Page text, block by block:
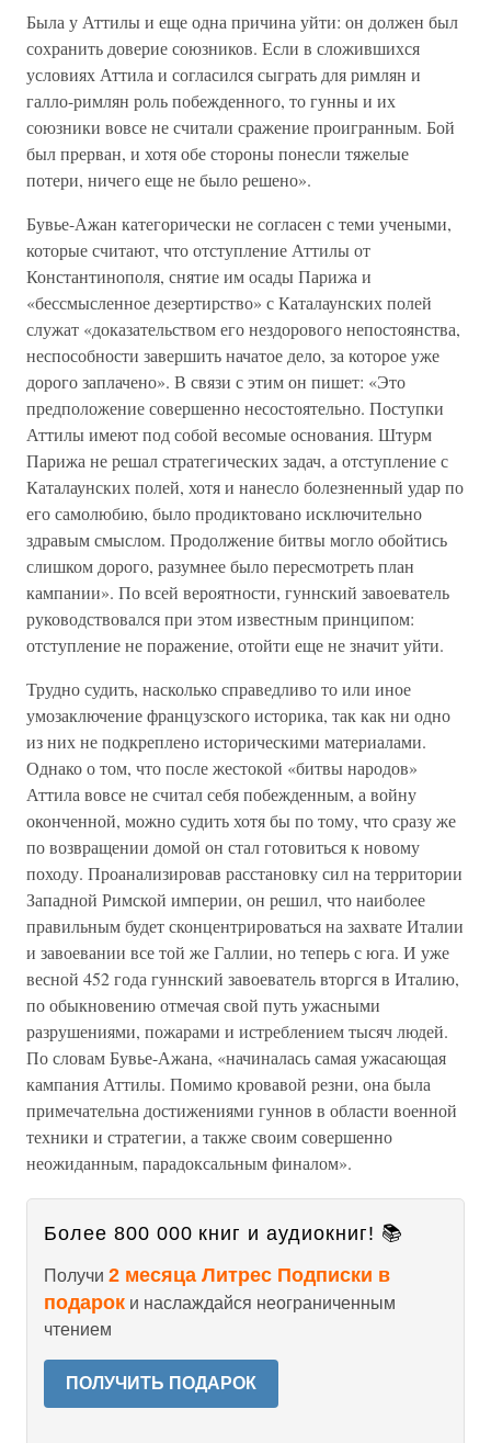
Была у Аттилы и еще одна причина уйти: он должен был
сохранить доверие союзников. Если в сложившихся
условиях Аттила и согласился сыграть для римлян и
галло-римлян роль побежденного, то гунны и их
союзники вовсе не считали сражение проигранным. Бой
был прерван, и хотя обе стороны понесли тяжелые
потери, ничего еще не было решено».
Бувье-Ажан категорически не согласен с теми учеными,
которые считают, что отступление Аттилы от
Константинополя, снятие им осады Парижа и
«бессмысленное дезертирство» с Каталаунских полей
служат «доказательством его нездорового непостоянства,
неспособности завершить начатое дело, за которое уже
дорого заплачено». В связи с этим он пишет: «Это
предположение совершенно несостоятельно. Поступки
Аттилы имеют под собой весомые основания. Штурм
Парижа не решал стратегических задач, а отступление с
Каталаунских полей, хотя и нанесло болезненный удар по
его самолюбию, было продиктовано исключительно
здравым смыслом. Продолжение битвы могло обойтись
слишком дорого, разумнее было пересмотреть план
кампании». По всей вероятности, гуннский завоеватель
руководствовался при этом известным принципом:
отступление не поражение, отойти еще не значит уйти.
Трудно судить, насколько справедливо то или иное
умозаключение французского историка, так как ни одно
из них не подкреплено историческими материалами.
Однако о том, что после жестокой «битвы народов»
Аттила вовсе не считал себя побежденным, а войну
оконченной, можно судить хотя бы по тому, что сразу же
по возвращении домой он стал готовиться к новому
походу. Проанализировав расстановку сил на территории
Западной Римской империи, он решил, что наиболее
правильным будет сконцентрироваться на захвате Италии
и завоевании все той же Галлии, но теперь с юга. И уже
весной 452 года гуннский завоеватель вторгся в Италию,
по обыкновению отмечая свой путь ужасными
разрушениями, пожарами и истреблением тысяч людей.
По словам Бувье-Ажана, «начиналась самая ужасающая
кампания Аттилы. Помимо кровавой резни, она была
примечательна достижениями гуннов в области военной
техники и стратегии, а также своим совершенно
неожиданным, парадоксальным финалом».
Более 800 000 книг и аудиокниг! 📚
Получи 2 месяца Литрес Подписки в
подарок и наслаждайся неограниченным
чтением
ПОЛУЧИТЬ ПОДАРОК